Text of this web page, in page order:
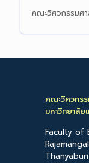
คณะวิศวกรรมศ
คณะวิศวกร
มหาวิทยาลั
Faculty of
Thanyaburi